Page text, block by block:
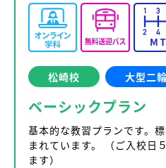
松崎校 大型二
ベーシックプラン
基本的な教習プランです。
まれています。 （ご入校日
ます）